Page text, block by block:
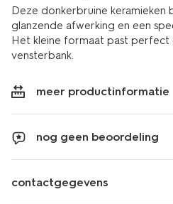
Deze donkerbruine
glanzende afwerking en een
Het kleine formaat past perfect
vensterbank.
meer productinformatie
nog geen beoordeling
contactgegevens